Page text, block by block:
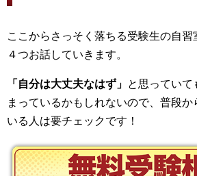
ここからさっそく落ちる受験生の自習
４つお話していきます。
「自分は大丈夫なはず」 と思っていて
まっているかもしれないので、普段か
いる人は要チェックです！